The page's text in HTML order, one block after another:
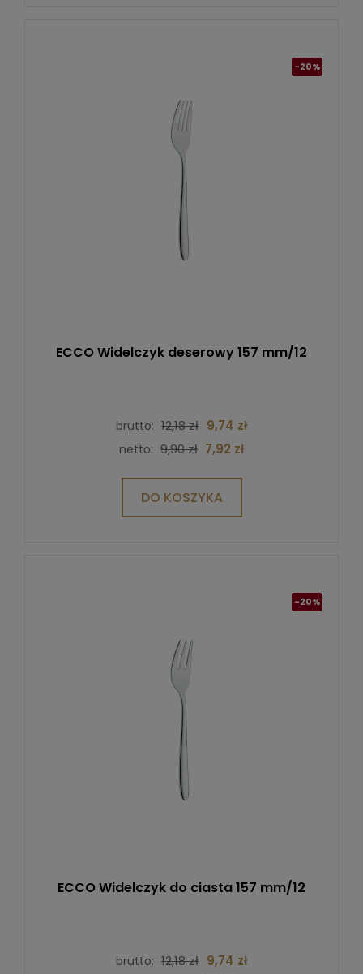
-20%
ECCO Widelczyk deserowy 157 mm/12
brutto: 12,18 zł 9,74 zł
netto: 9,90 zł 7,92 zł
DO KOSZYKA
-20%
ECCO Widelczyk do ciasta 157 mm/12
brutto: 12,18 zł 9,74 zł